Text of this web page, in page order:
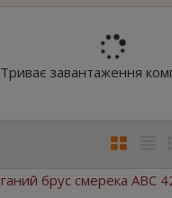
Триває завантаження